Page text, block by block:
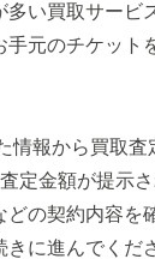
多い買取サービ
手元のチケット
情報から買取査
定金額が提示さ
どの契約内容を
に進んでくだ